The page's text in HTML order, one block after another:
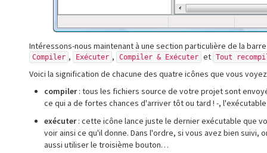
Intéressons-nous maintenant à une section particulière de la
Compiler , Exécuter , Compiler & Exécuter et Tout
Voici la signification de chacune des quatre icônes que vous
compiler: tous les fichiers source de votre projet sont
ce qui a de fortes chances d'arriver tôt ou tard ! -,
exécuter: cette icône lance juste le dernier exécutable que
voir ainsi ce qu'il donne. Dans l'ordre, si vous avez bien
aussi utiliser le troisième bouton…